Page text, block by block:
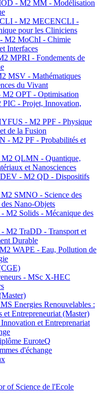
- M2 MM - Modélisation
- M2 MECENCLI -
pour les Cliniciens
M2 MoChI - Chimie
Interfaces
MPRI - Fondements de
MSV - Mathématiques
du Vivant
OPT - Optimisation
- Projet, Innovation,
- M2 PPF - Physique
de la Fusion
- M2 PF - Probabilités et
QLMN - Quantique,
et Nanosciences
- M2 QD - Dispositifs
SMNO - Science des
Nano-Objets
M2 Solids - Mécanique des
M2 TraDD - Transport et
Durable
WAPE - Eau, Pollution de
- MSc X-HEC
Energies Renouvelables :
et Entrepreneuriat (Master)
et Entreprenariat
EuroteQ
d'échange
of Science de l'Ecole